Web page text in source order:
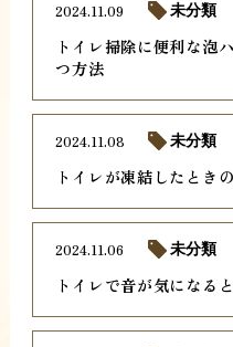
トイレ掃除に便利な泡
つ方法
2024.11.09 未分類
トイレが凍結したとき
2024.11.08 未分類
トイレで音が気になる
2024.11.06 未分類